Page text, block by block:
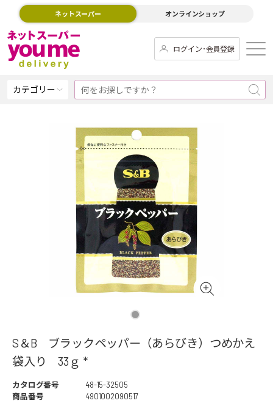
ネットスーパー オンラインショップ
ログイン･会員登録
カテゴリー
S＆B ブラックペッパー（あらびき）つめかえ
袋入り 33ｇ *
カタログ番号
48-15-32505
商品番号
4901002090517